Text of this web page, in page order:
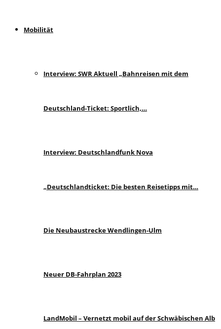
Mobilität
Interview: SWR Aktuell „Bahnreisen mit dem
Deutschland-Ticket: Sportlich,…
Interview: Deutschlandfunk Nova
„Deutschlandticket: Die besten Reisetipps mit…
Die Neubaustrecke Wendlingen-Ulm
Neuer DB-Fahrplan 2023
LandMobil – Vernetzt mobil auf der Schwäbischen Alb